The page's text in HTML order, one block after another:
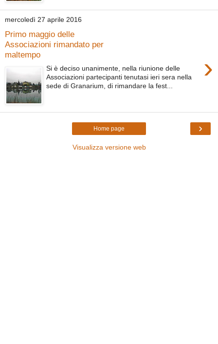
mercoledì 27 aprile 2016
Primo maggio delle
Associazioni rimandato per
maltempo
›
Si è deciso unanimente, nella riunione delle
Associazioni partecipanti tenutasi ieri sera nella
sede di Granarium, di rimandare la fest...
›
Home page
Visualizza versione web